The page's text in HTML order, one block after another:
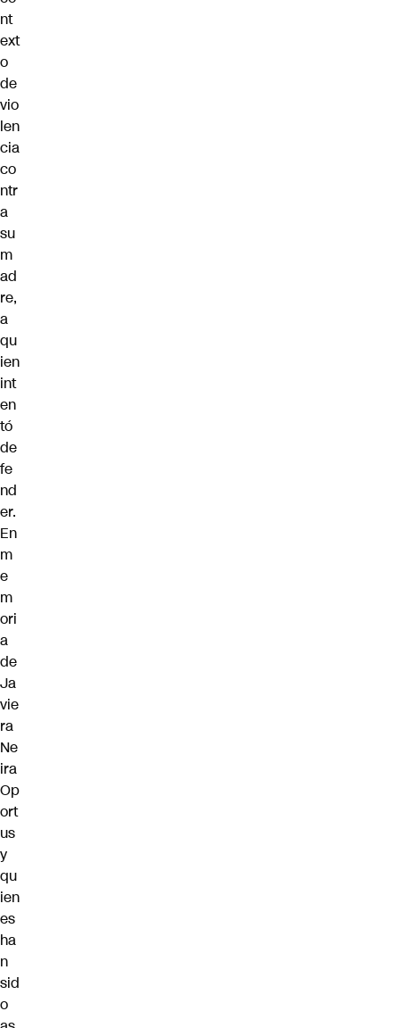
nt
ext
o
de
vio
len
cia
co
ntr
a
su
m
ad
re,
a
qu
ien
int
en
tó
de
fe
nd
er.
En
m
e
m
ori
a
de
Ja
vie
ra
Ne
ira
Op
ort
us
y
qu
ien
es
ha
n
sid
o